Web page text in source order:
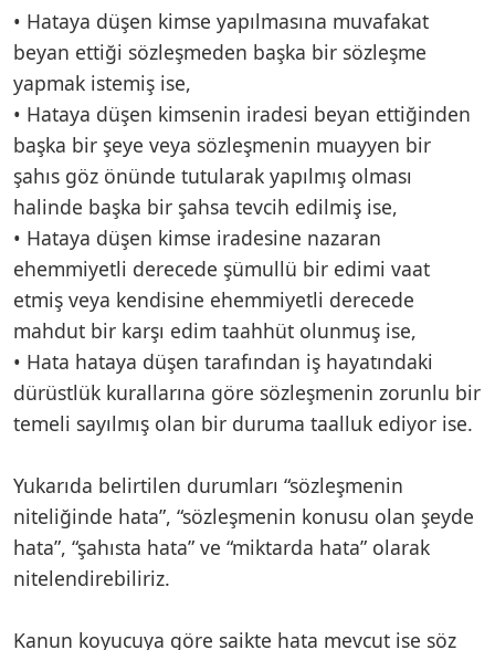
• Hataya düşen kimse yapılmasına muvafakat
beyan ettiği sözleşmeden başka bir sözleşme
yapmak istemiş ise,
• Hataya düşen kimsenin iradesi beyan ettiğinden
başka bir şeye veya sözleşmenin muayyen bir
şahıs göz önünde tutularak yapılmış olması
halinde başka bir şahsa tevcih edilmiş ise,
• Hataya düşen kimse iradesine nazaran
ehemmiyetli derecede şümullü bir edimi vaat
etmiş veya kendisine ehemmiyetli derecede
mahdut bir karşı edim taahhüt olunmuş ise,
• Hata hataya düşen tarafından iş hayatındaki
dürüstlük kurallarına göre sözleşmenin zorunlu bir
temeli sayılmış olan bir duruma taalluk ediyor ise.
Yukarıda belirtilen durumları “sözleşmenin
niteliğinde hata”, “sözleşmenin konusu olan şeyde
hata”, “şahısta hata” ve “miktarda hata” olarak
nitelendirebiliriz.
Kanun koyucuya göre saikte hata mevcut ise söz